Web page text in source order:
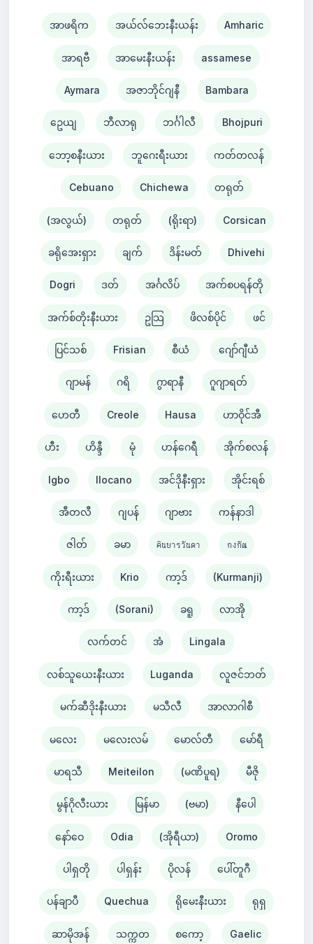
အာဖရိက အယ်လ်ဘေးနီးယန်း Amharic
အာရဗီ အာမေးနီးယန်း assamese
Aymara အဇာဘိုင်ဂျနီ Bambara
ဥေယျ ဘီလာရု ဘင်္ဂါလီ Bhojpuri
ဘော့စနီးယား ဘူဂေးရီးယား ကတ်တလန်
Cebuano Chichewa တရုတ်
(အလွယ်) တရုတ် (ရိုးရာ) Corsican
ခရိုအေးရှား ချက် ဒိန်းမတ် Dhivehi
Dogri ဒတ် အင်္ဂလိပ် အက်စပရန်တို
အက်စ်တိုးနီးယား ဥသြ ဖိလစ်ပိုင် ဖင်
ပြင်သစ် Frisian စီယံ ​​ ဂျော်ဂျီယံ
ဂျာမန် ဂရိ ဂွာရာနီ ဂူဂျာရတ်
ဟေတီ Creole Hausa ဟာဝိုင်အီ
ဟီး ဟိန္ဒီ မုံ ဟန်ဂေရီ အိုက်စလန်
Igbo Ilocano အင်ဒိုနီးရှား အိုင်းရစ်
အီတလီ ဂျပန် ဂျာဗား ကန်နာဒါ
ဇါတ် ခမာ คินยารวันดา กงกัณ
ကိုးရီးယား Krio ကာ့ဒ် (Kurmanji)
ကာ့ဒ် (Sorani) ခရူ လာအို
လက်တင် အံ Lingala
လစ်သူယေးနီးယား Luganda လူဇင်ဘတ်
မက်ဆီဒိုးနီးယား မသီလီ အာလာဂါစီ
မလေး မလေးလမ် မောလ်တီ မော်ရီ
မာရသီ Meiteilon (မဏိပူရ) မီဇို
မွန်ဂိုလီးယား မြန်မာ (ဗမာ) နီပေါ
နော်ဝေ Odia (အိုရီယာ) Oromo
ပါရှတို ပါရှန်း ပိုလန် ပေါ်တူဂီ
ပန်ချာပီ Quechua ရိုမေးနီးယား ရုရှ
ဆာမိုအန် သက္ကတ စကော့ Gaelic